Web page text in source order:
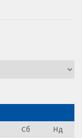
Сб
Нд